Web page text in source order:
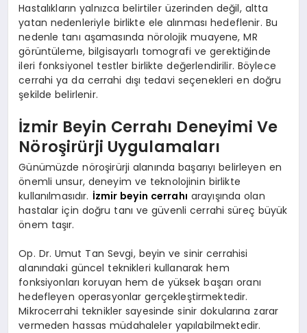
Hastalıkların yalnızca belirtiler üzerinden değil, altta
yatan nedenleriyle birlikte ele alınması hedeflenir. Bu
nedenle tanı aşamasında nörolojik muayene, MR
görüntüleme, bilgisayarlı tomografi ve gerektiğinde
ileri fonksiyonel testler birlikte değerlendirilir. Böylece
cerrahi ya da cerrahi dışı tedavi seçenekleri en doğru
şekilde belirlenir.
İzmir Beyin Cerrahı Deneyimi Ve
Nöroşirürji Uygulamaları
Günümüzde nöroşirürji alanında başarıyı belirleyen en
önemli unsur, deneyim ve teknolojinin birlikte
kullanılmasıdır. İzmir beyin cerrahı arayışında olan
hastalar için doğru tanı ve güvenli cerrahi süreç büyük
önem taşır.
Op. Dr. Umut Tan Sevgi, beyin ve sinir cerrahisi
alanındaki güncel teknikleri kullanarak hem
fonksiyonları koruyan hem de yüksek başarı oranı
hedefleyen operasyonlar gerçekleştirmektedir.
Mikrocerrahi teknikler sayesinde sinir dokularına zarar
vermeden hassas müdahaleler yapılabilmektedir.